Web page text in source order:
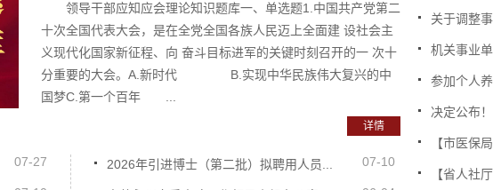
领导干部应知应会理论知识题库一、单选题1.中国共产党第二
十次全国代表大会，是在全党全国各族人民迈上全面建 设社会主
义现代化国家新征程、向 奋斗目标进军的关键时刻召开的一 次十
分重要的大会。A.新时代 B.实现中华民族伟大复兴的中
国梦C.第一个百年 ...
详情
07-27 07-10
2026年引进博士（第二批）拟聘用人员...
关于调整
机关事业
参加个人
决定公布
【市医保
【省人社